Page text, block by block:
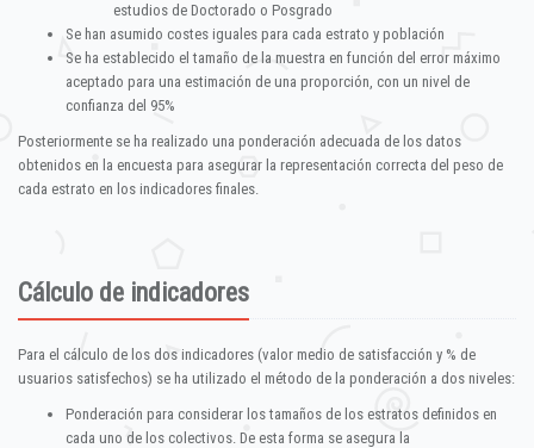
estudios de Doctorado o Posgrado
Se han asumido costes iguales para cada estrato y población
Se ha establecido el tamaño de la muestra en función del error máximo
aceptado para una estimación de una proporción, con un nivel de
confianza del 95%
Posteriormente se ha realizado una ponderación adecuada de los datos
obtenidos en la encuesta para asegurar la representación correcta del peso de
cada estrato en los indicadores finales.
Cálculo de indicadores
Para el cálculo de los dos indicadores (valor medio de satisfacción y % de
usuarios satisfechos) se ha utilizado el método de la ponderación a dos niveles:
Ponderación para considerar los tamaños de los estratos definidos en
cada uno de los colectivos. De esta forma se asegura la